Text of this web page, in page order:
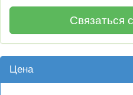
Связаться
Цена